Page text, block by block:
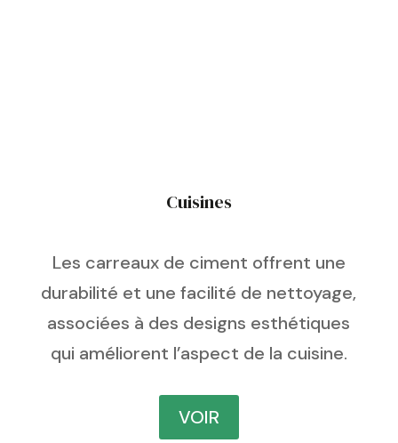
Cuisines
Les carreaux de ciment offrent une
durabilité et une facilité de nettoyage,
associées à des designs esthétiques
qui améliorent l’aspect de la cuisine.
VOIR